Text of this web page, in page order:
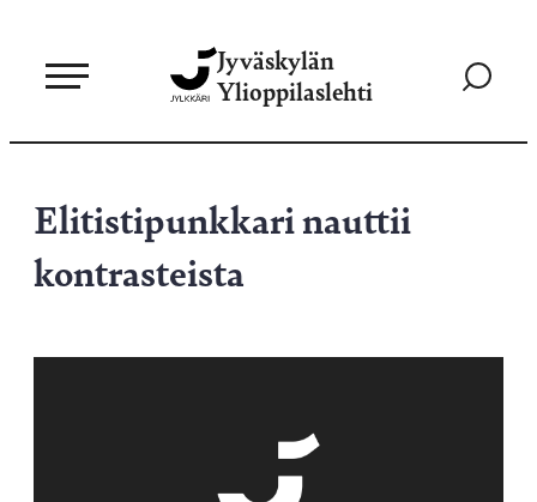
sisältöön
Jyväskylän
Ylioppilaslehti
Siirry
Elitistipunkkari nauttii
kontrasteista